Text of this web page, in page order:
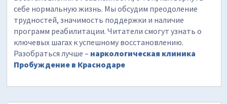
себе нормальную жизнь. Мы обсудим преодоление
трудностей, значимость поддержки и наличие
программ реабилитации. Читатели смогут узнать о
ключевых шагах к успешному восстановлению.
Разобраться лучше – наркологическая клиника
Пробуждение в Краснодаре